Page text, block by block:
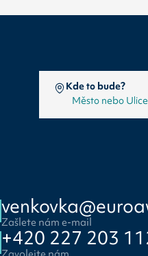
Kde to bude?
Zašlete nám e-mail
+420 227 203